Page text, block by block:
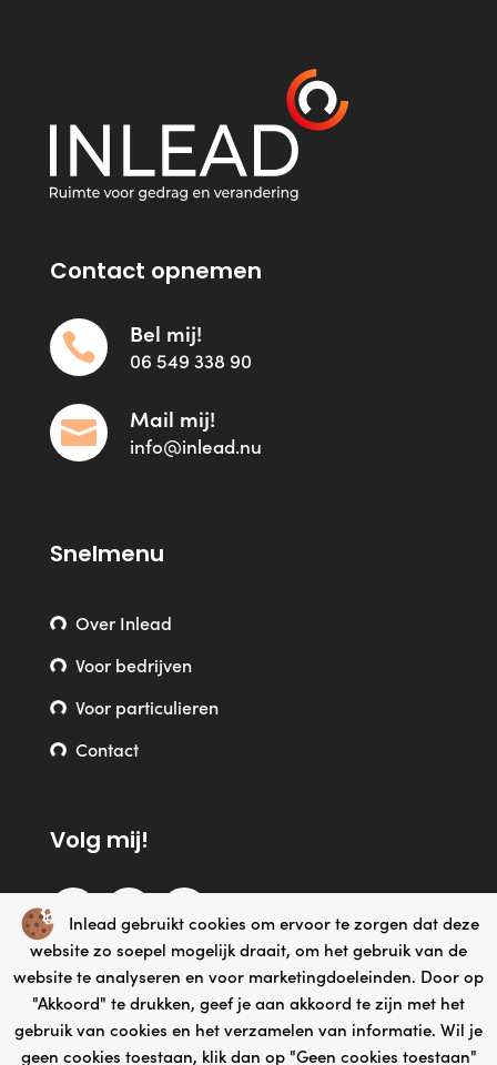
Inlead gebruikt cookies om ervoor te zorgen dat deze
website zo soepel mogelijk draait, om het gebruik van de
website te analyseren en voor marketingdoeleinden. Door op
"Akkoord" te drukken, geef je aan akkoord te zijn met het
gebruik van cookies en het verzamelen van informatie. Wil je
geen cookies toestaan, klik dan op "Geen cookies toestaan"
Contact opnemen
 Bel mij!
06 549 338 90
 Mail mij!
info@inlead.nu
Snelmenu
Over Inlead
Voor bedrijven
Voor particulieren
Contact
Volg mij!